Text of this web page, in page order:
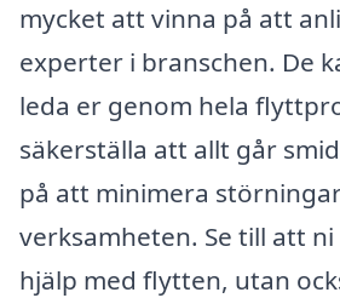
mycket att vinna på att
experter i branschen. De
leda er genom hela
säkerställa att allt går
på att minimera
verksamheten. Se till att
hjälp med flytten, utan